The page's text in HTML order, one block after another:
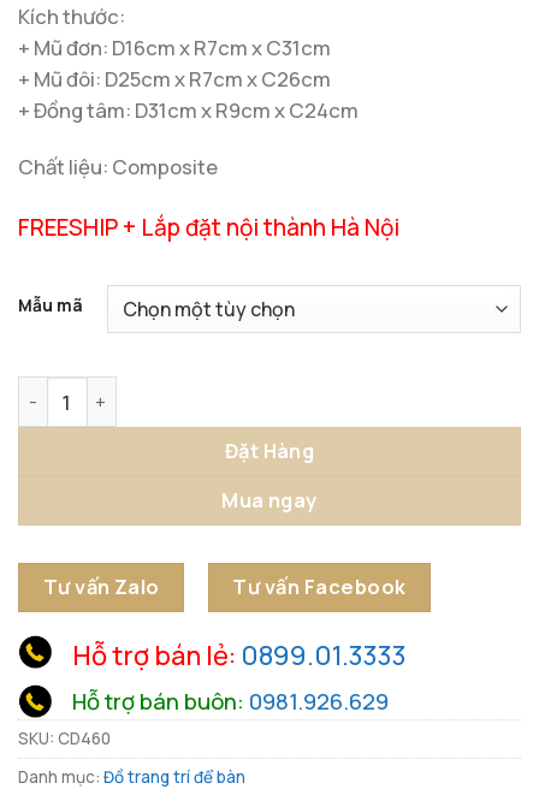
Kích thước:
+ Mũ đơn: D16cm x R7cm x C31cm
+ Mũ đôi: D25cm x R7cm x C26cm
+ Đồng tâm: D31cm x R9cm x C24cm
Chất liệu: Composite
FREESHIP + Lắp đặt nội thành Hà Nội
Mẫu mã
Đặt Hàng
Mua ngay
Tư vấn Zalo Tư vấn Facebook
Hỗ trợ bán lẻ: 0899.01.3333
Hỗ trợ bán buôn: 0981.926.629
SKU: CD460
Danh mục: Đồ trang trí để bàn